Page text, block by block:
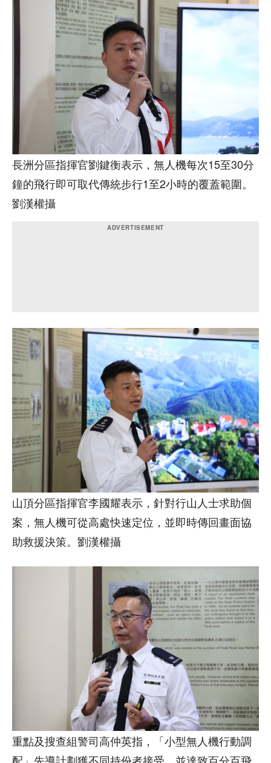
長洲分區指揮官劉鍵衡表示，無人機每次15至30分
鐘的飛行即可取代傳統步行1至2小時的覆蓋範圍。
劉漢權攝
山頂分區指揮官李國耀表示，針對行山人士求助個
案，無人機可從高處快速定位，並即時傳回畫面協
助救援決策。劉漢權攝
重點及搜查組警司高仲英指，「小型無人機行動調
配」先導計劃獲不同持份者接受，並達致百分百飛